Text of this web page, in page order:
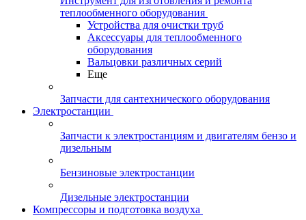
теплообменного оборудования
Устройства для очистки труб
Аксессуары для теплообменного
оборудования
Вальцовки различных серий
Еще
Запчасти для сантехнического оборудования
Электростанции
Запчасти к электростанциям и двигателям бензо и
дизельным
Бензиновые электростанции
Дизельные электростанции
Компрессоры и подготовка воздуха